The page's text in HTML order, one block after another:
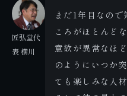
匠弘堂代
表 横川
まだ1年目なの
ころがほとんど
意欲が異常なほ
のようにいつか
ても楽しみな人材